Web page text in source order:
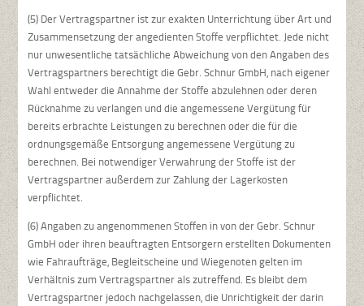
(5) Der Vertragspartner ist zur exakten Unterrichtung über Art und
Zusammensetzung der angedienten Stoffe verpflichtet. Jede nicht
nur unwesentliche tatsächliche Abweichung von den Angaben des
Vertragspartners berechtigt die Gebr. Schnur GmbH, nach eigener
Wahl entweder die Annahme der Stoffe abzulehnen oder deren
Rücknahme zu verlangen und die angemessene Vergütung für
bereits erbrachte Leistungen zu berechnen oder die für die
ordnungsgemäße Entsorgung angemessene Vergütung zu
berechnen. Bei notwendiger Verwahrung der Stoffe ist der
Vertragspartner außerdem zur Zahlung der Lagerkosten
verpflichtet.
(6) Angaben zu angenommenen Stoffen in von der Gebr. Schnur
GmbH oder ihren beauftragten Entsorgern erstellten Dokumenten
wie Fahraufträge, Begleitscheine und Wiegenoten gelten im
Verhältnis zum Vertragspartner als zutreffend. Es bleibt dem
Vertragspartner jedoch nachgelassen, die Unrichtigkeit der darin